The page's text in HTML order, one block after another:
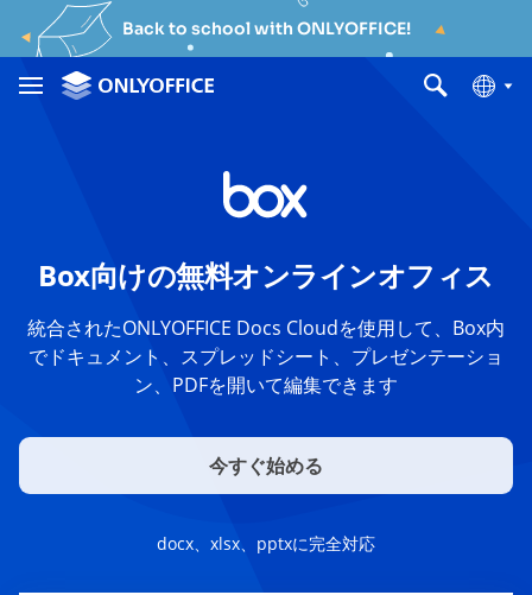
Back to school with ONLYOFFICE!
Box向けの無料オンラインオフィス
統合されたONLYOFFICE Docs Cloudを使用して、Box内
でドキュメント、スプレッドシート、プレゼンテーショ
ン、PDFを開いて編集できます
今すぐ始める
docx、xlsx、pptxに完全対応